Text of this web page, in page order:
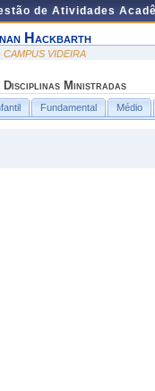
de Atividades
Hackbarth
CAMPUS VIDEIRA
Disciplinas Ministradas
Fundamental Médio